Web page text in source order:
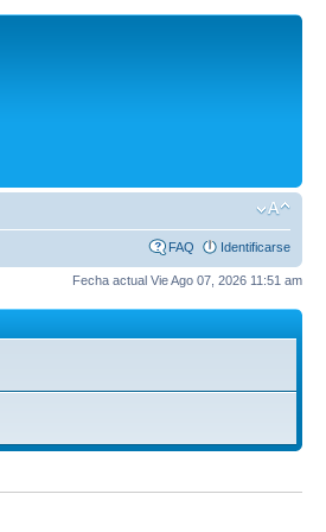
FAQ Identificarse
Fecha actual Vie Ago 07, 2026 11:51 am